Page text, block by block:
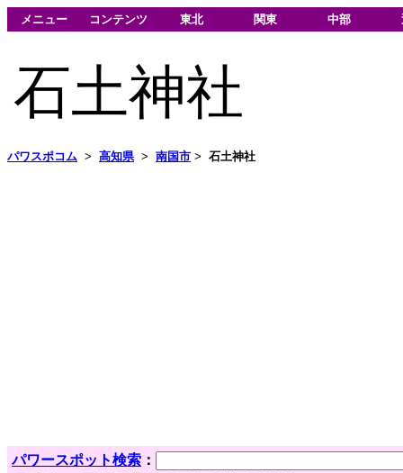
メニュー コンテンツ 東北 関東 中部
石土神社
パワスポコム > 高知県> 南国市 > 石土神社
パワースポット検索 ：